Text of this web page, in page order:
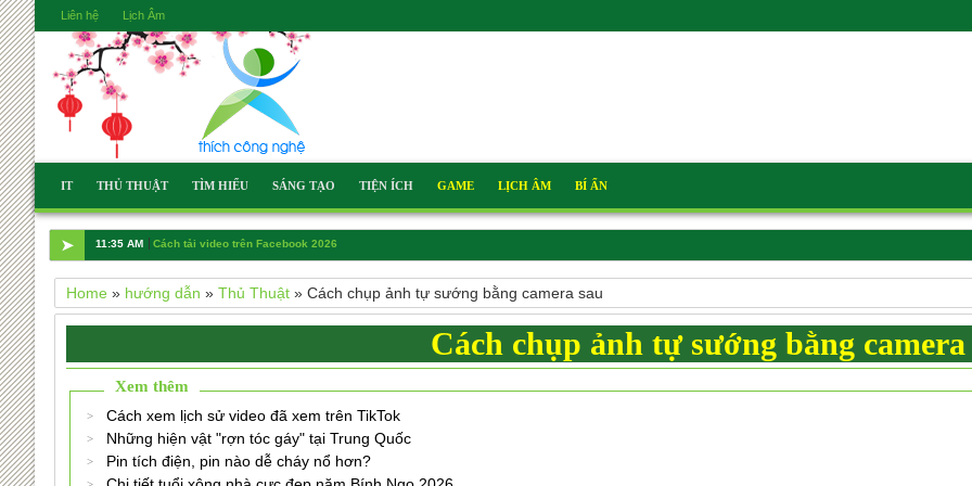
Liên hệ Lịch Âm
IT THỦ THUẬT TÌM HIỂU SÁNG TẠO TIỆN ÍCH GAME LỊCH ÂM BÍ ẨN
➤ 11:35 AM Cách tải video trên Facebook 2026
Home» hướng dẫn » Thủ Thuật» Cách chụp ảnh tự sướng bằng camera sau
Cách chụp ảnh tự sướng bằng camera
Xem thêm
Cách xem lịch sử video đã xem trên TikTok
Những hiện vật "rợn tóc gáy" tại Trung Quốc
Pin tích điện, pin nào dễ cháy nổ hơn?